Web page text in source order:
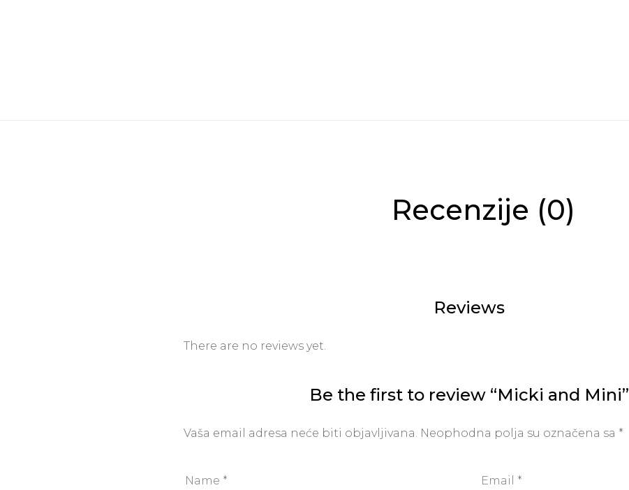
Recenzije (0)
Reviews
There are no reviews yet.
Be the first to review “Micki and Mini”
Vaša email adresa neće biti objavljivana. Neophodna polja su označena sa *